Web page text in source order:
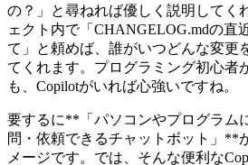
の？」と尋ねれば優しく説明してく
ェクト内で「CHANGELOG.mdの直
て」と頼めば、誰がいつどんな変更
てくれます。プログラミング初心者
も、Copilotがいれば心強いですね。
要するに**「パソコンやプログラム
問・依頼できるチャットボット」**
メージです。では、そんな便利な